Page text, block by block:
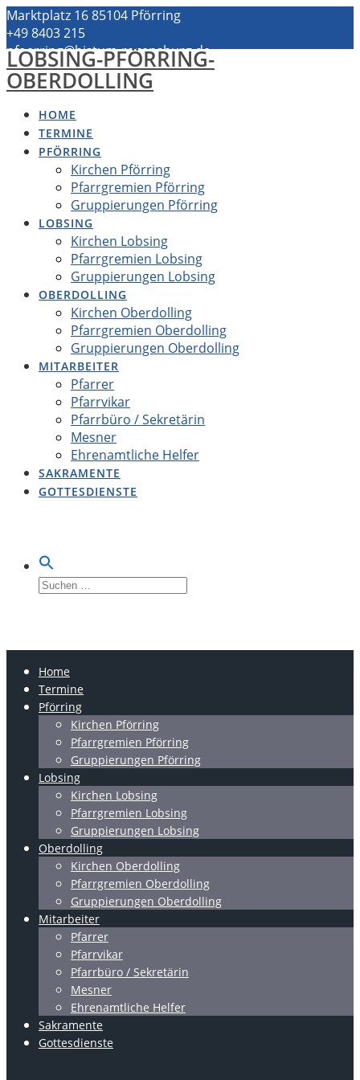
Zum
Inhalt
springen
Marktplatz 16 85104 Pförring
+49 8403 215
pfoerring@bistum-regensburg.de
LOBSING-PFÖRRING-
OBERDOLLING
HOME
TERMINE
PFÖRRING
Kirchen Pförring
Pfarrgremien Pförring
Gruppierungen Pförring
LOBSING
Kirchen Lobsing
Pfarrgremien Lobsing
Gruppierungen Lobsing
OBERDOLLING
Kirchen Oberdolling
Pfarrgremien Oberdolling
Gruppierungen Oberdolling
MITARBEITER
Pfarrer
Pfarrvikar
Pfarrbüro / Sekretärin
Mesner
Ehrenamtliche Helfer
SAKRAMENTE
GOTTESDIENSTE
Suche
Home
Termine
Pförring
Kirchen Pförring
Pfarrgremien Pförring
Gruppierungen Pförring
Lobsing
Kirchen Lobsing
Pfarrgremien Lobsing
Gruppierungen Lobsing
Oberdolling
Kirchen Oberdolling
Pfarrgremien Oberdolling
Gruppierungen Oberdolling
Mitarbeiter
Pfarrer
Pfarrvikar
Pfarrbüro / Sekretärin
Mesner
Ehrenamtliche Helfer
Sakramente
Gottesdienste